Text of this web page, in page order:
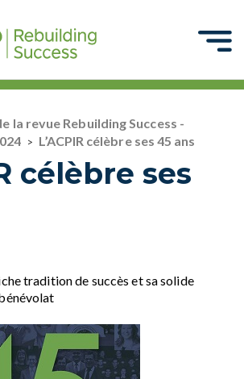
la revue Rebuilding Success -
> L’ACPIR célèbre ses 45 ans
célèbre ses
tradition de succès et sa solide